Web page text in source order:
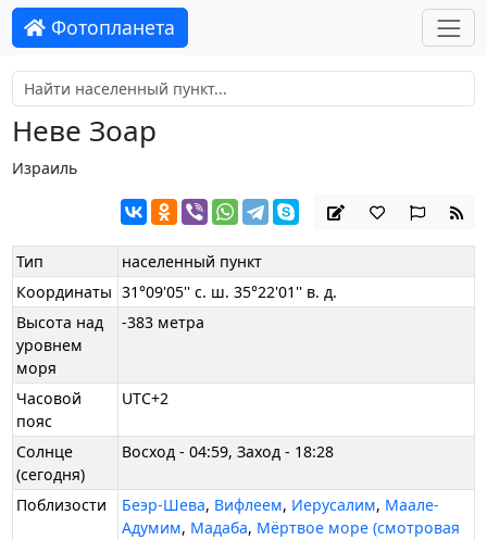
Фотопланета
Неве Зоар
Израиль
Тип
населенный пункт
Координаты 31°09'05'' с. ш. 35°22'01'' в. д.
Высота над
уровнем
моря
-383 метра
Часовой
пояс
UTC+2
Солнце
(сегодня)
Восход - 04:59, Заход - 18:28
Поблизости Беэр-Шева, Вифлеем, Иерусалим, Маале-
Адумим, Мадаба, Мёртвое море (смотровая